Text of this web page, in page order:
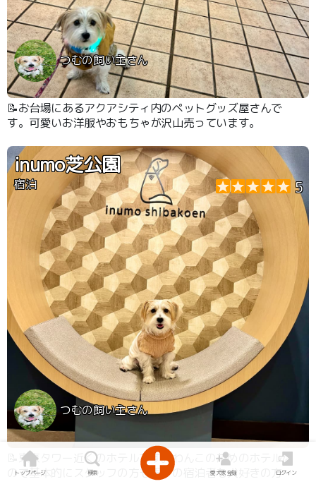
つむの飼い主さん
📝お台場にあるアクアシティ内のペットグッズ屋さんで
す。可愛いお洋服やおもちゃが沢山売っています。
inumo芝公園
宿泊 5
つむの飼い主さん
📝東京タワー近くのホテルです。わんこのためのホテルな
ので基本的にスタッフの方も周りの宿泊者も犬好きの方,
トップページ 検索 愛犬家登録 ログイン